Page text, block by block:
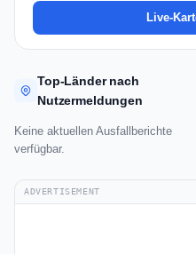
Live-
Top-Länder nach
Nutzermeldungen
Keine aktuellen Ausfallberichte
verfügbar.
ADVERTISEMENT